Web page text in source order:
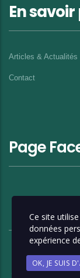
En savoir
Articles & Actualités
Contact
Page
Copyright © 2017-
Ce site
données
expérience
OK, JE SUIS